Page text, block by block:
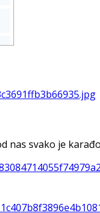
nas svako je